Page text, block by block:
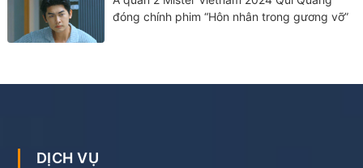
đóng chính phim “Hôn nhân trong gương vỡ”
DỊCH VỤ